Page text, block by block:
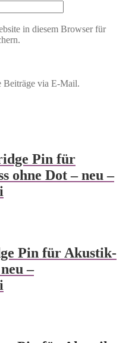
in diesem Browser für
Beiträge via E-Mail.
Pin für
ohne Dot – neu –
Pin für Akustik-
–